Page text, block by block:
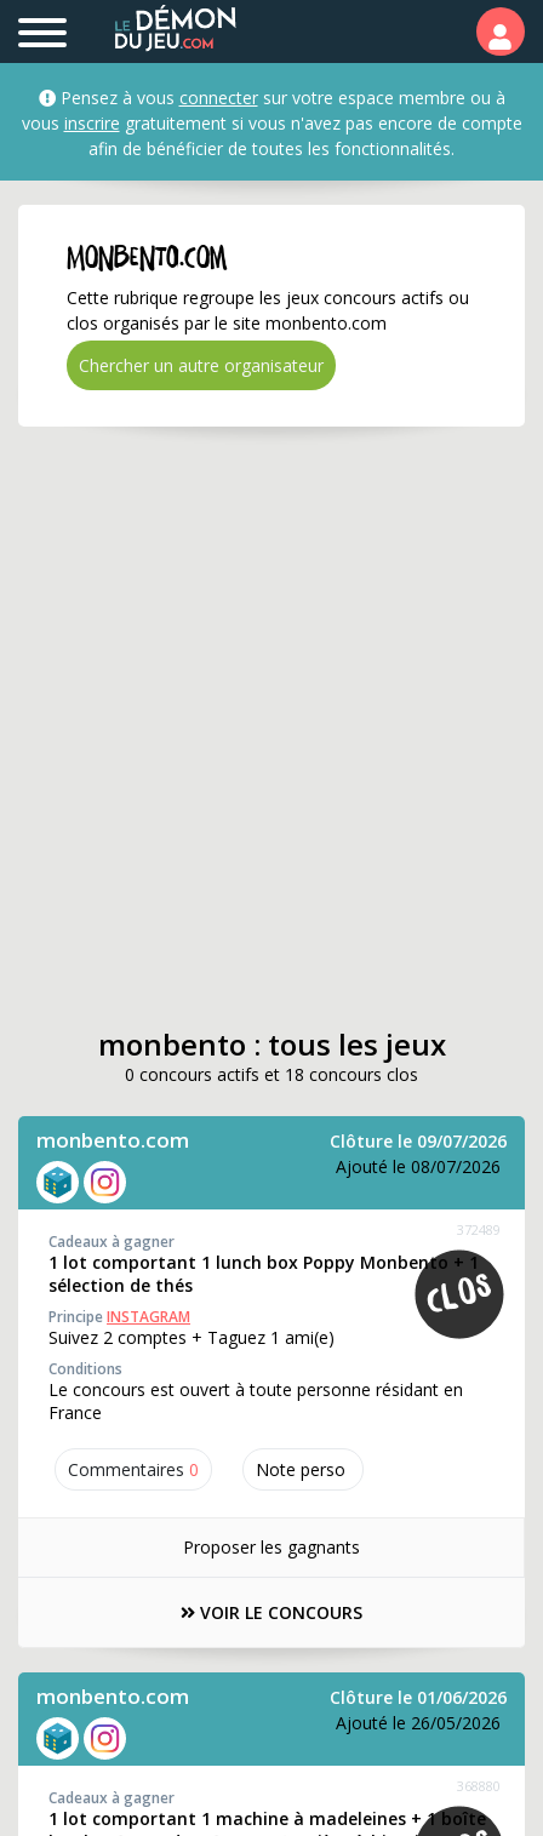
monbento.com ✅
Pensez à vous connectersur votre espace membre ou à
vous inscrire gratuitement si vous n'avez pas encore de compte
afin de bénéficier de toutes les fonctionnalités.
monbento.com
Cette rubrique regroupe les jeux concours actifs ou
clos organisés par le site monbento.com
Chercher un autre organisateur
monbento : tous les jeux
0 concours actifs et 18 concours clos
monbento.com
Clôture le 09/07/2026
Ajouté le 08/07/2026
Commentaires 0 Note perso
372489
Cadeaux à gagner
1 lot comportant 1 lunch box Poppy Monbento + 1
sélection de thés
PrincipeINSTAGRAM
Suivez 2 comptes + Taguez 1 ami(e)
Conditions
Le concours est ouvert à toute personne résidant en
France
Proposer les gagnants
VOIR LE CONCOURS
monbento.com
Clôture le 01/06/2026
Ajouté le 26/05/2026
368880
Cadeaux à gagner
1 lot comportant 1 machine à madeleines + 1 boîte